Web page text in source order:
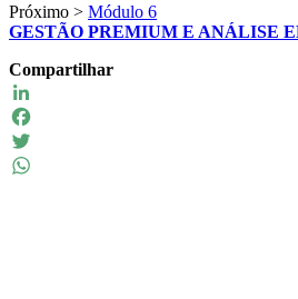
Próximo > Módulo 6
GESTÃO PREMIUM E ANÁLISE
Compartilhar
LinkedIn
Facebook
Twitter